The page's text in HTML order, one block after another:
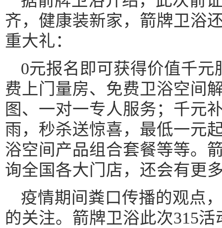
齐，健康装新家，箭牌卫浴
重大礼：
0元报名即可获得价值千
费上门量房、免费卫浴空间
图、一对一专人服务；千元
雨，秒杀送惊喜，最低一元
浴空间产品组合套餐等等。
询全国各大门店，还会有更
疫情期间粪口传播的观点
的关注。箭牌卫浴此次315